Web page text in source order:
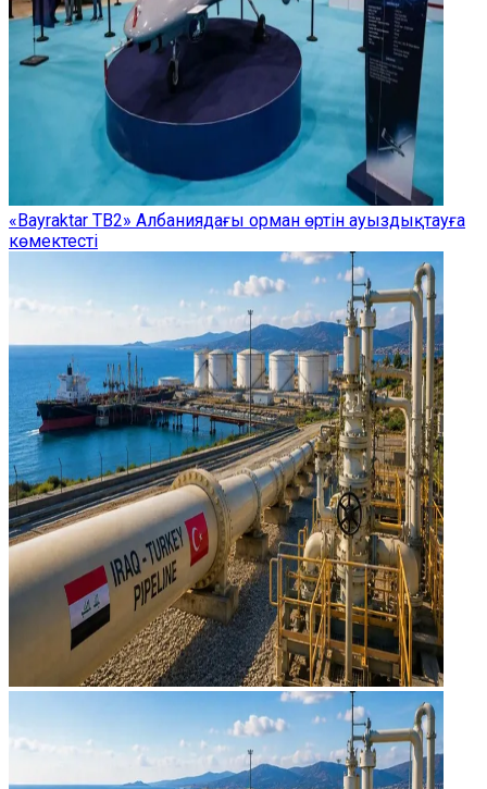
«Bayraktar TB2» Албаниядағы орман өртін ауыздықтауға
көмектесті